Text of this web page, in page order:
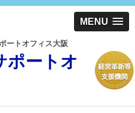
MENU
ートオフィス大阪
ポートオ